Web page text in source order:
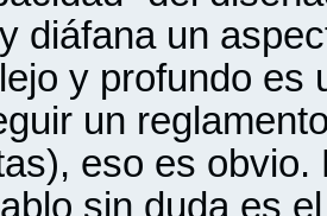
diáfana un
y profundo es
un
eso es obvio.
sin duda es